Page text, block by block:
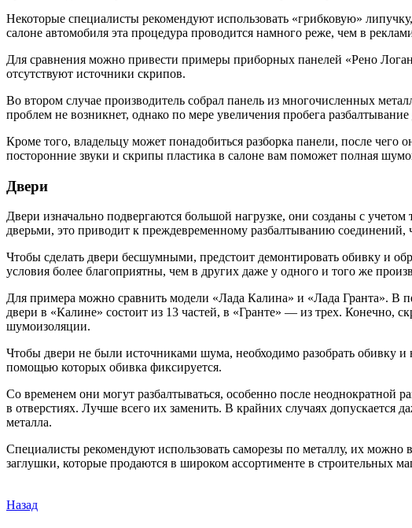
Некоторые специалисты рекомендуют использовать «грибковую»
салоне автомобиля эта процедура проводится намного реже, чем в
Для сравнения можно привести примеры приборных панелей «Рено
отсутствуют источники скрипов.
Во втором случае производитель собрал панель из многочисленных
проблем не возникнет, однако по мере увеличения пробега
Кроме того, владельцу может понадобиться разборка панели, после чего
посторонние звуки и скрипы пластика в салоне вам поможет полная
Двери
Двери изначально подвергаются большой нагрузке, они созданы с
дверьми, это приводит к преждевременному разбалтыванию соединений,
Чтобы сделать двери бесшумными, предстоит демонтировать обивку и
условия более благоприятны, чем в других даже у одного и того же
Для примера можно сравнить модели «Лада Калина» и «Лада Гранта». В
двери в «Калине» состоит из 13 частей, в «Гранте» — из трех. Конечно,
шумоизоляции.
Чтобы двери не были источниками шума, необходимо разобрать обивку
помощью которых обивка фиксируется.
Со временем они могут разбалтываться, особенно после неоднократной
в отверстиях. Лучше всего их заменить. В крайних случаях
металла.
Специалисты рекомендуют использовать саморезы по металлу, их можно
заглушки, которые продаются в широком ассортименте в строительных
Назад